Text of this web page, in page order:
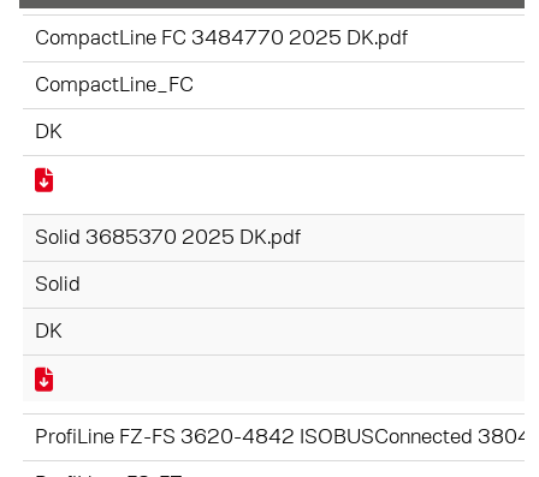
CompactLine FC 3484770 2025 DK.pdf
CompactLine_FC
DK
Solid 3685370 2025 DK.pdf
Solid
DK
ProfiLine FZ-FS 3620-4842 ISOBUSConnected